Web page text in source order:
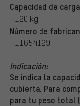
Capacidad de
120 kg
Número de
11654129
Indicación:
Se indica la
cubierta. Para
para tu peso total